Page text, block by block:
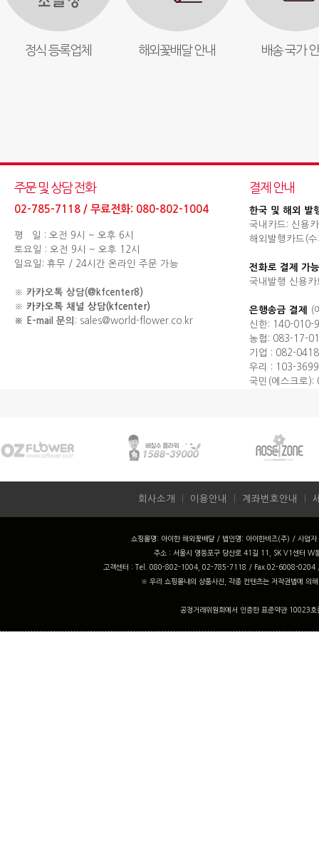
정식 등록업체 해외꽃배달 안내 배송 국가
주문 및 상담 전화
02-785-7118 / 무료전화: 080-802-1004
평 일 : 오전 9시 ~ 오후 6시
토요일 : 오전 9시 ~ 오후 12시
일요일: 휴무 / 24시간 온라인 주문 가능
※ 카카오톡 상담(@kfcenter8)
※ 카카오톡 채널 상담(kfcenter)
※ E-mail 문의 : sales@world-flower.co.kr
결제 안내
한국 및 해외 발
국내카드: 신용
해외발행카드(
전화로 결제 가
국내발행 신용
은행송금 결제
(
신한: 140-010-
농협: 083-17-
기업 : 082-
우리 : 103-
국민(에스크로
회사소개 이용안내 계좌번호안내
쇼핑몰명: 아이한 해외꽃배달 / 법인명: 아이한비즈(주) / 사업
주소 : 서울시 영등포구 당산로 41길 11, SK V1센터
고객센터 : Tel. 080-802-1004, 02-785-7118 / Fax 02-6008-0204
※ 우리 쇼핑몰내의 상품사진, 각종 컨텐츠는 저작권법에 의
공정거래위원회에서 인증한 표준약관 10023